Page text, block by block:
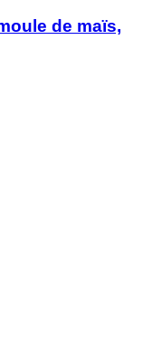
de maïs,